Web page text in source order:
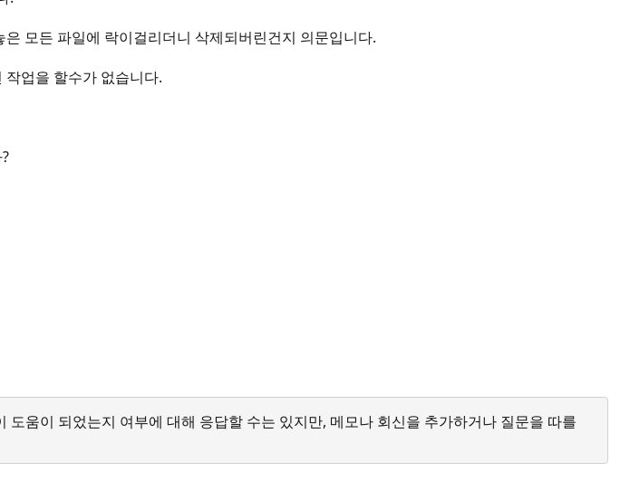
모든 파일에 락이걸리더니 삭제되버린건지 의문입니다.
업을 할수가 없습니다.
움이 되었는지 여부에 대해 응답할 수는 있지만, 메모나 회신을 추가하거나 질문을 따를